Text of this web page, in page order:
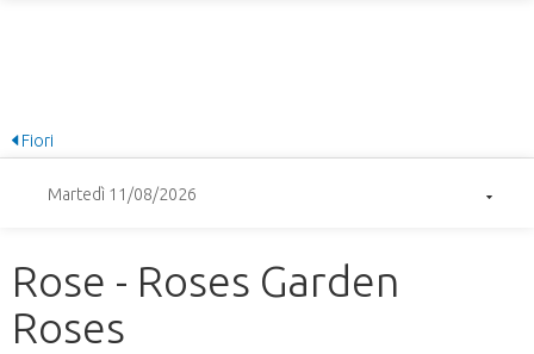
Fiori
Martedì 11/08/2026
Rose - Roses Garden
Roses